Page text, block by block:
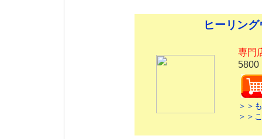
ヒーリン
専門
5800
＞＞
＞＞